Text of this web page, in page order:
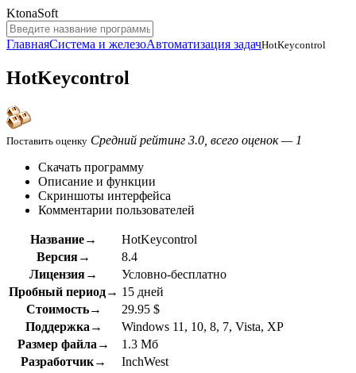
KtonaSoft
ГлавнаяСистема и железоАвтоматизация задачHotKeycontrol
HotKeycontrol
Поставить оценку Средний рейтинг 3.0, всего оценок — 1
Скачать программу
Описание и функции
Скриншоты интерфейса
Комментарии пользователей
Название→
HotKeycontrol
Версия→
8.4
Лицензия→
Условно-бесплатно
Пробный период→ 15 дней
Стоимость→
29.95 $
Поддержка→
Windows 11, 10, 8, 7, Vista, XP
Размер файла→
1.3 Мб
Разработчик→
InchWest